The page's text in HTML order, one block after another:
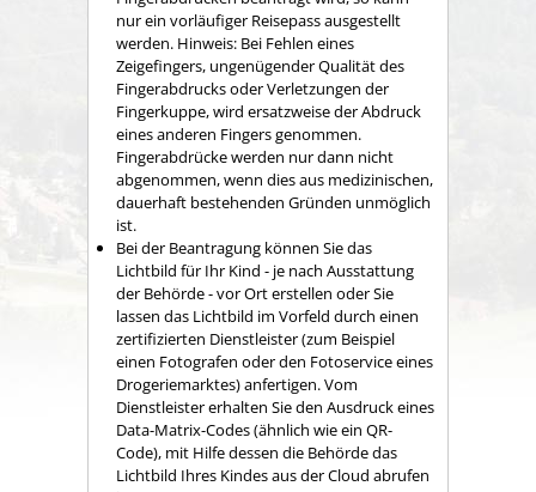
nur ein vorläufiger Reisepass ausgestellt
werden. Hinweis: Bei Fehlen eines
Zeigefingers, ungenügender Qualität des
Fingerabdrucks oder Verletzungen der
Fingerkuppe, wird ersatzweisederAbdruck
eines anderen Fingersgenommen.
Fingerabdrücke werden nur dann nicht
abgenommen, wenn dies aus medizinischen,
dauerhaft bestehenden Gründen unmöglich
ist.
Bei der Beantragung können Siedas
Lichtbild für Ihr Kind - je nach Ausstattung
der Behörde - vor Ort erstellen oder Sie
lassen das Lichtbild im Vorfeld durch einen
zertifizierten Dienstleister (zum Beispiel
einen Fotografen oder den Fotoservice eines
Drogeriemarktes) anfertigen. Vom
Dienstleister erhalten Sie den Ausdruck eines
Data-Matrix-Codes (ähnlich wie ein QR-
Code), mit Hilfe dessen die Behörde das
Lichtbild Ihres Kindes aus der Cloud abrufen